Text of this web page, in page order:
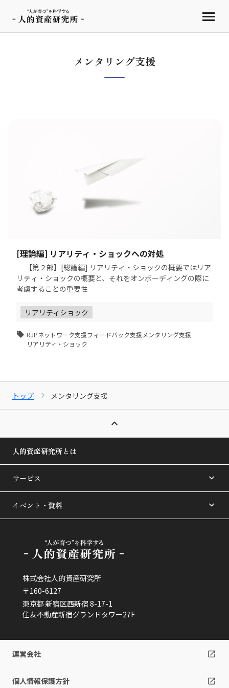
メンタリング支援
[理論編] リアリティ・ショックへの対処
リティ・ショックの概要と、それをオンボーディングの際に
考慮することの重要性
リアリティショック
RJPネットワーク支援フィードバック支援 メンタリング支援
リアリティ・ショック
トップ メンタリング支援
人的資産研究所とは
サービス
イベント・資料
株式会社人的資産研究所
〒160-6127
東京都 新宿区西新宿 8-17-1
住友不動産新宿グランドタワー27F
運営会社
個人情報保護方針